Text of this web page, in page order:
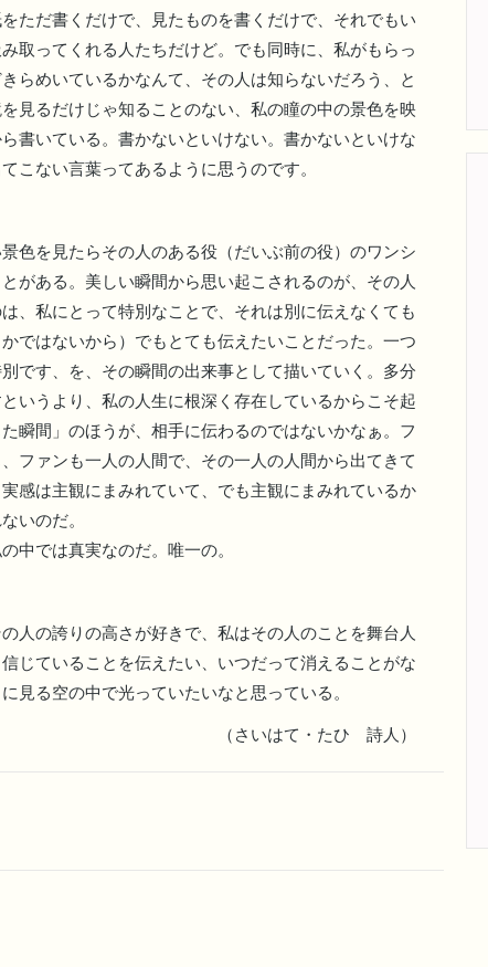
ただ書くだけで、見たものを書くだけで、それでもい
取ってくれる人たちだけど。でも同時に、私がもらっ
らめいているかなんて、その人は知らないだろう、と
見るだけじゃ知ることのない、私の瞳の中の景色を映
書いている。書かないといけない。書かないといけな
こない言葉ってあるように思うのです。
色を見たらその人のある役（だいぶ前の役）のワンシ
がある。美しい瞬間から思い起こされるのが、その人
、私にとって特別なことで、それは別に伝えなくても
ではないから）でもとても伝えたいことだった。一つ
です、を、その瞬間の出来事として描いていく。多分
いうより、私の人生に根深く存在しているからこそ起
瞬間」のほうが、相手に伝わるのではないかなぁ。フ
ファンも一人の人間で、その一人の人間から出てきて
感は主観にまみれていて、でも主観にまみれているか
いのだ。
中では真実なのだ。唯一の。
人の誇りの高さが好きで、私はその人のことを舞台人
じていることを伝えたい、いつだって消えることがな
見る空の中で光っていたいなと思っている。
（さいはて・たひ 詩人）